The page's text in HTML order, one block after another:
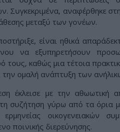
Συγκεκριμένα, αναφέρθηκε
μεταξύ των γονέων.
είναι ηθικά
να εξυπηρετήσουν
τους, καθώς μια τέτοια
την ομαλή ανάπτυξη των
έκλεισε με την αθωωτική
συζήτηση γύρω από τα όρια
ερμηνείας οικογενειακών
ποινικής διερεύνησης.